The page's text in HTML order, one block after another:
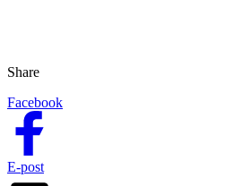
Share
Facebook
E-post